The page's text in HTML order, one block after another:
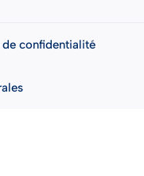
de confidentialité